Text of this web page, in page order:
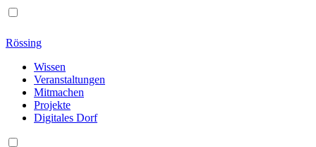
Rössing
Wissen
Veranstaltungen
Mitmachen
Projekte
Digitales Dorf